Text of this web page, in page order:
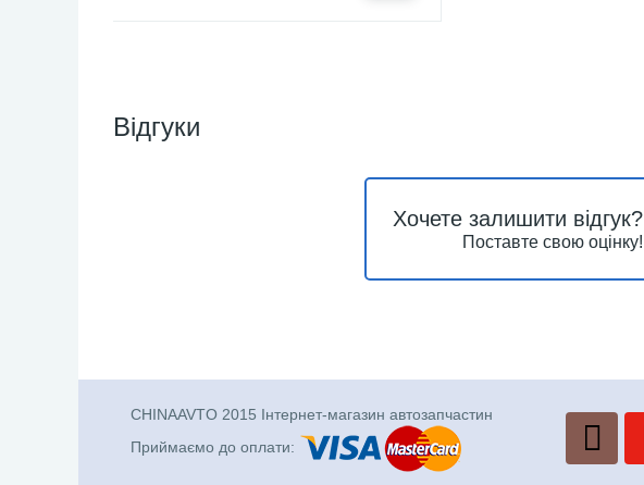
Відгуки
Хочете залишити відгук?
Поставте свою оцінку!
CHINAAVTO 2015 Інтернет-магазин автозапчастин
Приймаємо до оплати: